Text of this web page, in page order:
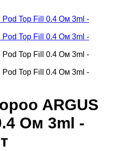
ARGUS
Ом 3ml -